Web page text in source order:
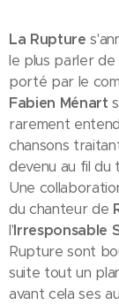
La Rupture
le plus parler
porté par le
Fabien Ménart
rarement
chansons
devenu au fil du
Une
du chanteur de
l'Irresponsable
Rupture sont
suite tout un
avant cela ses